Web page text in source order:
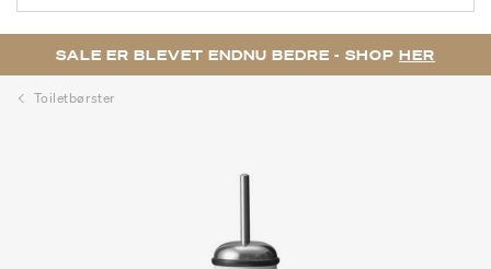
SALE ER BLEVET ENDNU BEDRE - SHOP HER
Toiletbørster